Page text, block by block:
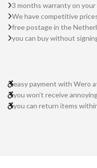
3 months warranty on your
We have competitive
free postage in the
you can buy without
easy payment with Wero
you won't receive
you can return items